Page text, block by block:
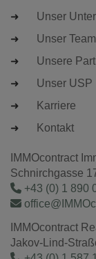
Unser
Unser Team
Unsere
Unser USP
Karriere
Kontakt
IMMOcontract
Schnirchgasse
+43 (0) 1 890
IMMOcontract
Jakov-Lind-